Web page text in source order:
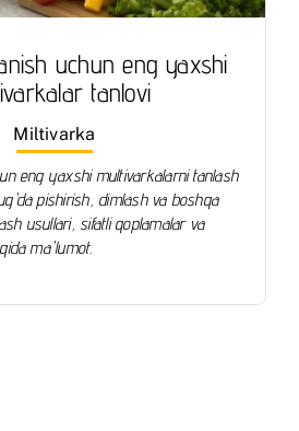
uchun eng yaxshi
tanlovi
Miltivarka
eng yaxshi multivarkalarni tanlash
pishirish, dimlash va boshqa
usullari, sifatli qoplamalar va
ma'lumot.